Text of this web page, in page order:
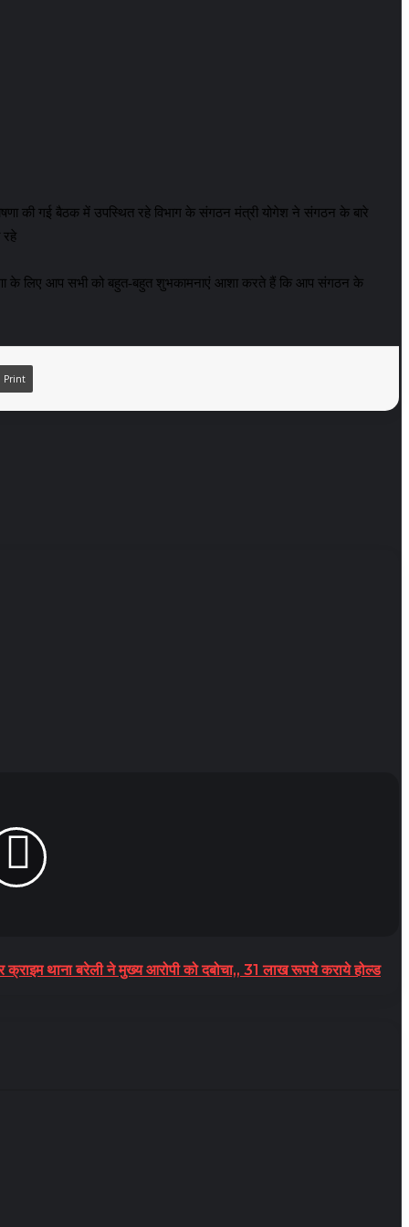
की गई बैठक में उपस्थित रहे विभाग के संगठन मंत्री योगेश ने संगठन के बारे
रहे
के लिए आप सभी को बहुत-बहुत शुभकामनाएं आशा करते हैं कि आप संगठन के
Print
थाना बरेली ने मुख्य आरोपी को दबोचा,, 31 लाख रूपये कराये होल्ड